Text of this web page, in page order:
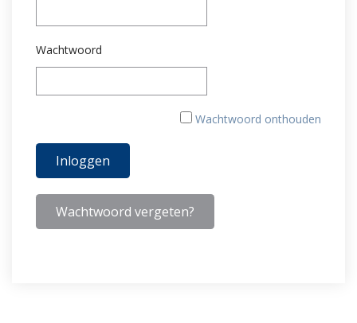
Wachtwoord
Wachtwoord onthouden
Wachtwoord vergeten?